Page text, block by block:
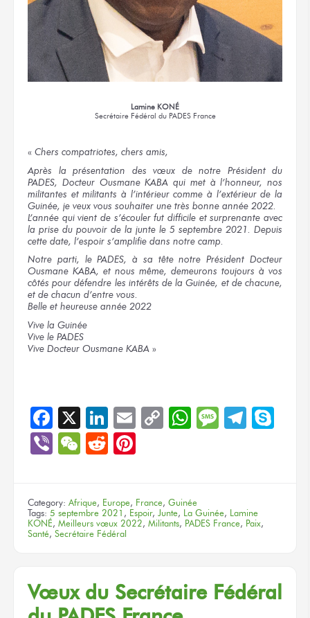
Lamine KONÉ
Secrétaire Fédéral du PADES France
« Chers compatriotes, chers amis,
Après la présentation des vœux de notre Président du
PADES, Docteur Ousmane KABA qui met à l’honneur, nos
militantes et militants à l’intérieur comme à l’extérieur de la
Guinée, je veux vous souhaiter une très bonne année 2022.
L’année qui vient de s’écouler fut difficile et surprenante avec
la prise du pouvoir de la junte le 5 septembre 2021. Depuis
cette date, l’espoir s’amplifie dans notre camp.
Notre parti, le PADES, à sa tête notre Président Docteur
Ousmane KABA, et nous même, demeurons toujours à vos
côtés pour défendre les intérêts de la Guinée, et de chacune,
et de chacun d’entre vous.
Belle et heureuse année 2022
Vive la Guinée
Vive le PADES
Vive Docteur Ousmane KABA »
Facebook
X LinkedIn
EmailCopyWhatsApp
Message
ViberWeChat
Reddit
Category: Afrique, Europe, France, Guinée
Tags: 5 septembre 2021 , Espoir, Junte, La Guinée, Lamine
KONÉ, Meilleurs vœux 2022, Militants, PADES France, Paix,
Santé, Secrétaire Fédéral
Vœux du Secrétaire Fédéral